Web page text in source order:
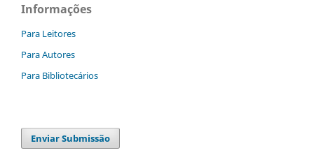
Informações
Para Leitores
Para Autores
Para Bibliotecários
Enviar Submissão